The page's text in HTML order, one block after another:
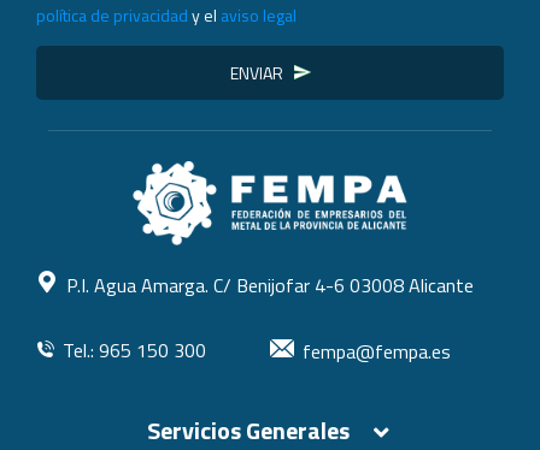
política de privacidady el aviso legal
ENVIAR
P.I. Agua Amarga. C/ Benijofar 4-6 03008 Alicante
Tel.: 965 150 300 fempa@fempa.es
Servicios Generales